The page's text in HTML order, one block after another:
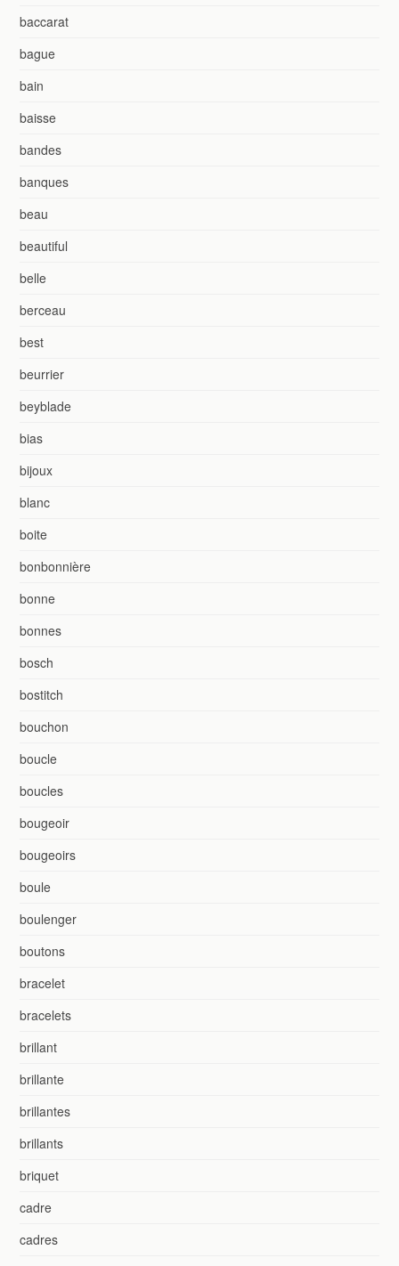
baccarat
bague
bain
baisse
bandes
banques
beau
beautiful
belle
berceau
best
beurrier
beyblade
bias
bijoux
blanc
boite
bonbonnière
bonne
bonnes
bosch
bostitch
bouchon
boucle
boucles
bougeoir
bougeoirs
boule
boulenger
boutons
bracelet
bracelets
brillant
brillante
brillantes
brillants
briquet
cadre
cadres